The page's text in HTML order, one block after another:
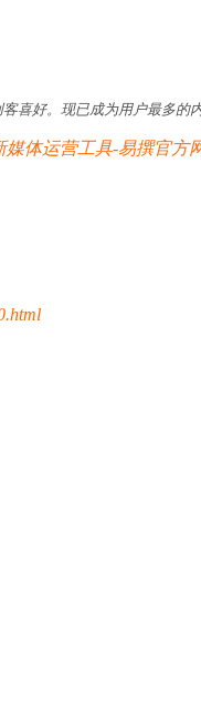
喜好。现已成为用户最多的
体运营工具-易撰官方